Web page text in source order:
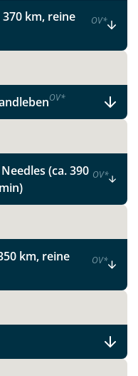
im Westen
Grenzen. Vertrauen
Reiseerfahrung
und planen Sie
persönlichen und
Wir
370 km, reine
OV*
OV*
(ca. 390 OV*
km, reine
OV*